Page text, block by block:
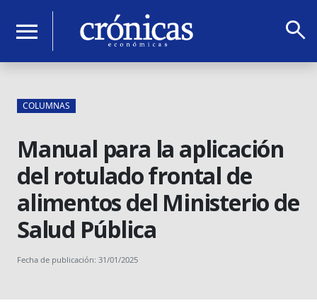
menu search
COLUMNAS
Manual para la aplicación
del rotulado frontal de
alimentos del Ministerio de
Salud Pública
Fecha de publicación: 31/01/2025